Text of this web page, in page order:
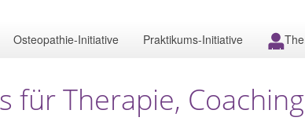
Osteopathie-Initiative Praktikums-Initiative
für Therapie,